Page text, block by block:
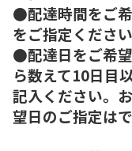
●配達時間をご
をご指定ください
●配達日をご希
ら数えて10日目
記入ください。
望日のご指定はで